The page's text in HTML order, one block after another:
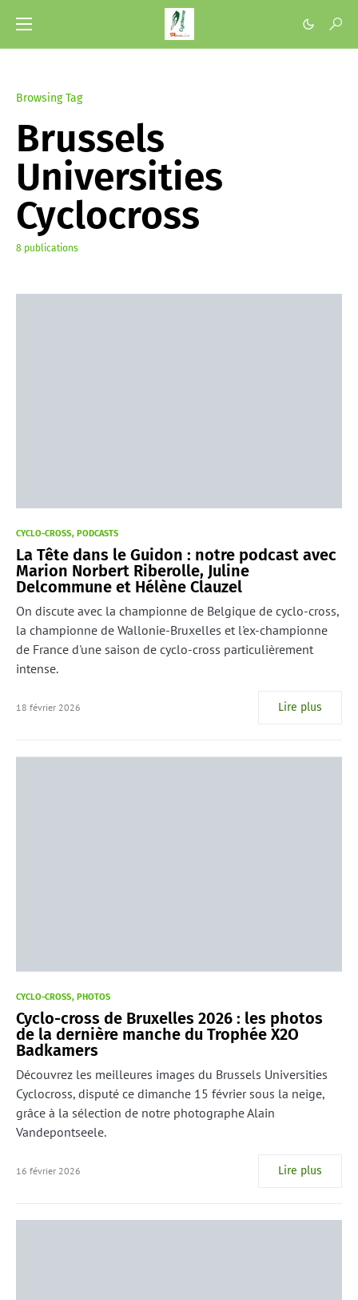
Browsing Tag
Brussels
Universities
Cyclocross
8 publications
CYCLO-CROSS PODCASTS
La Tête dans le Guidon : notre podcast avec
Marion Norbert Riberolle, Juline
Delcommune et Hélène Clauzel
On discute avec la championne de Belgique de cyclo-cross,
la championne de Wallonie-Bruxelles et l'ex-championne
de France d'une saison de cyclo-cross particulièrement
intense.
18 février 2026 Lire plus
CYCLO-CROSS PHOTOS
Cyclo-cross de Bruxelles 2026 : les photos
de la dernière manche du Trophée X2O
Badkamers
Découvrez les meilleures images du Brussels Universities
Cyclocross, disputé ce dimanche 15 février sous la neige,
grâce à la sélection de notre photographe Alain
Vandepontseele.
16 février 2026 Lire plus